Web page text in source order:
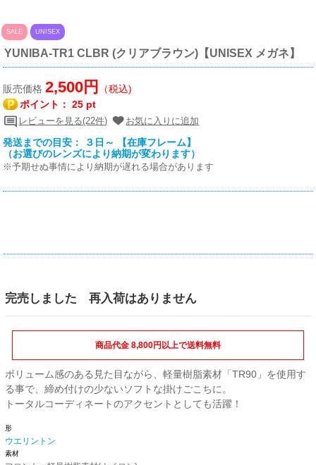
SALE UNISEX
YUNIBA-TR1 CLBR (クリアブラウン)【UNISEX メガネ】
販売価格2,500円
（税込)
ポイント：25 pt
レビューを見る(22件) お気に入りに追加
発送までの目安： ３日～ 【在庫フレーム】
（お選びのレンズにより納期が変わります）
※予期せぬ事情により納期が遅れる場合があります
完売しました 再入荷はありません
商品代金 8,800円以上で送料無料
ボリューム感のある見た目ながら、軽量樹脂素材「TR90」を使用す
る事で、締め付けの少ないソフトな掛けごこちに。
トータルコーディネートのアクセントとしても活躍！
形
ウエリントン
素材